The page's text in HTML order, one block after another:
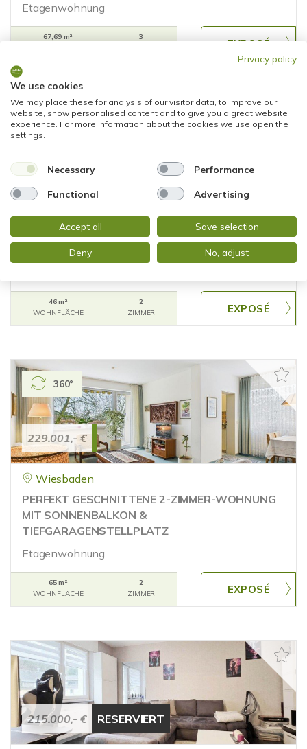
Etagenwohnung
67,69 m²
3
199.000,- €
Mainz
SUPER GESCHNITTENE 2 ZIMMER WOHNUNG MIT
TIEFGARAGENSTELLPLATZ IN DER NEUSTADT
46 m²
WOHNFLÄCHE
2
ZIMMER
229.001,- €
360°
Wiesbaden
PERFEKT GESCHNITTENE 2-ZIMMER-WOHNUNG
MIT SONNENBALKON &
TIEFGARAGENSTELLPLATZ
Etagenwohnung
65 m²
WOHNFLÄCHE
2
ZIMMER
215.000,- € RESERVIERT
Privacy policy
We use cookies
We may place these for analysis of our visitor data, to improve our
website, show personalised content and to give you a great website
experience. For more information about the cookies we use open the
settings.
Necessary Performance
Functional Advertising
Accept all Save selection
Deny No, adjust